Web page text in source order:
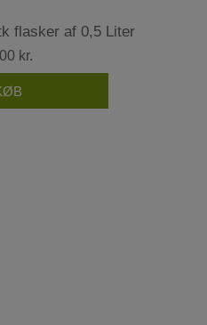
flasker af 0,5 Liter
kr.